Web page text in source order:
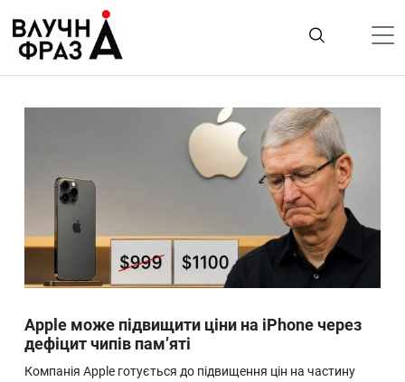
содержимому
Лайфстайл
ТехноНаука
Людина
Ukraine
Про нас
Apple може підвищити ціни на iPhone через
дефіцит чипів пам’яті
Компанія Apple готується до підвищення цін на частину